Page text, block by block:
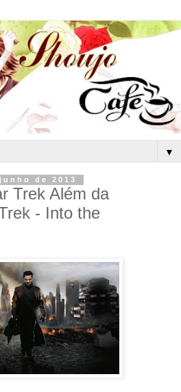
▼
de 2013
Trek Além da
- Into the